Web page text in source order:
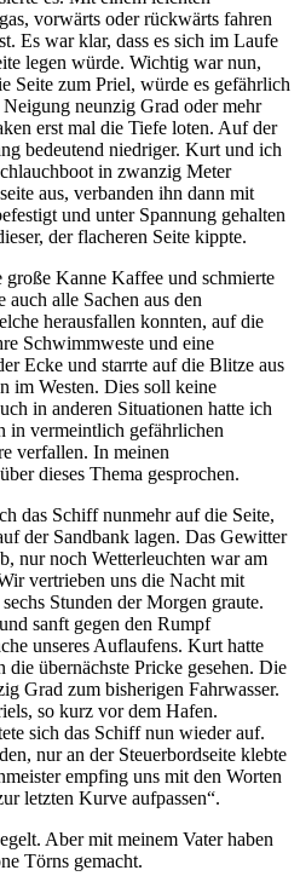
vorwärts oder rückwärts fahren
Es war klar, dass es sich im Laufe
legen würde. Wichtig war nun,
Seite zum Priel, würde es gefährlich
neunzig Grad oder mehr
erst mal die Tiefe loten. Auf der
bedeutend niedriger. Kurt und ich
in zwanzig Meter
aus, verbanden ihn dann mit
und unter Spannung gehalten
der flacheren Seite kippte.
Kanne Kaffee und schmierte
alle Sachen aus den
herausfallen konnten, auf die
Schwimmweste und eine
Ecke und starrte auf die Blitze aus
im Westen. Dies soll keine
in anderen Situationen hatte ich
in vermeintlich gefährlichen
verfallen. In meinen
dieses Thema gesprochen.
das Schiff nunmehr auf die Seite,
der Sandbank lagen. Das Gewitter
nur noch Wetterleuchten war am
vertrieben uns die Nacht mit
Stunden der Morgen graute.
sanft gegen den Rumpf
unseres Auflaufens. Kurt hatte
übernächste Pricke gesehen. Die
Grad zum bisherigen Fahrwasser.
so kurz vor dem Hafen.
sich das Schiff nun wieder auf.
nur an der Steuerbordseite klebte
empfing uns mit den Worten
letzten Kurve aufpassen .
Aber mit meinem Vater haben
Törns gemacht.